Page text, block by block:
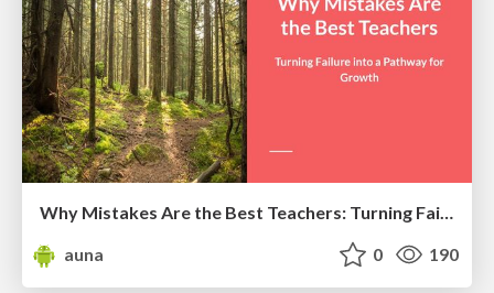
Why Mistakes Are the Best Teachers: Turning Failure into a Pathway for Growth
auna
0 190